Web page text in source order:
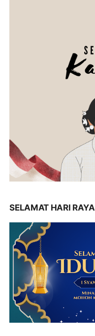
SELAMAT HARI